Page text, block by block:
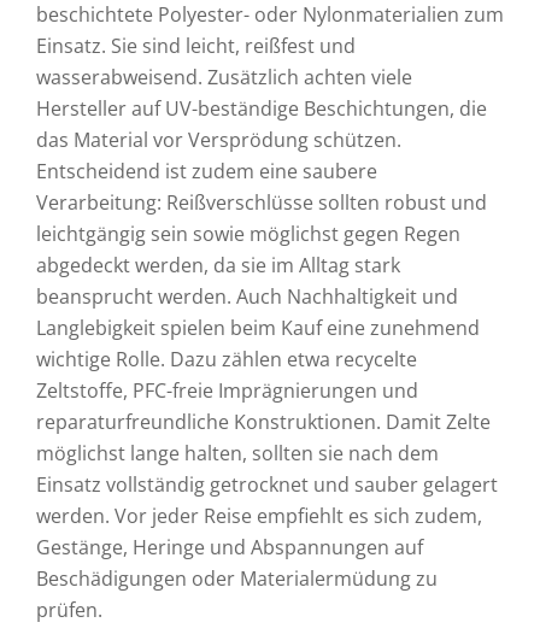
beschichtete Polyester- oder Nylonmaterialien zum
Einsatz. Sie sind leicht, reißfest und
wasserabweisend. Zusätzlich achten viele
Hersteller auf UV-beständige Beschichtungen, die
das Material vor Versprödung schützen.
Entscheidend ist zudem eine saubere
Verarbeitung: Reißverschlüsse sollten robust und
leichtgängig sein sowie möglichst gegen Regen
abgedeckt werden, da sie im Alltag stark
beansprucht werden. Auch Nachhaltigkeit und
Langlebigkeit spielen beim Kauf eine zunehmend
wichtige Rolle. Dazu zählen etwa recycelte
Zeltstoffe, PFC-freie Imprägnierungen und
reparaturfreundliche Konstruktionen. Damit Zelte
möglichst lange halten, sollten sie nach dem
Einsatz vollständig getrocknet und sauber gelagert
werden. Vor jeder Reise empfiehlt es sich zudem,
Gestänge, Heringe und Abspannungen auf
Beschädigungen oder Materialermüdung zu
prüfen.